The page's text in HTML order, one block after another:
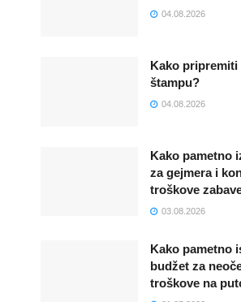
04.08.2026
Kako pripremiti
štampu?
04.08.2026
Kako pametno
za gejmera i
troškove
03.08.2026
Kako pametno
budžet za
troškove na